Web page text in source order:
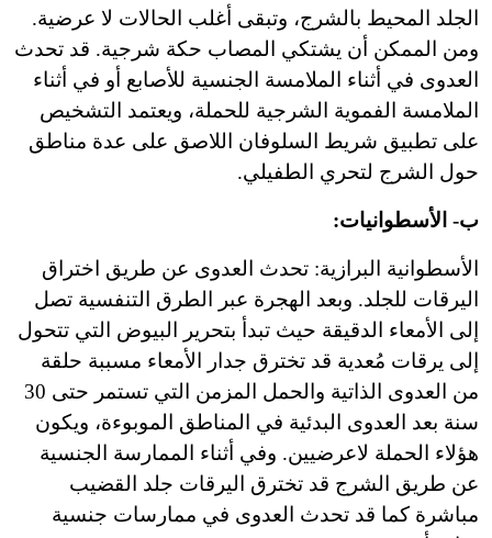
الجلد المحيط بالشرج، وتبقى أغلب الحالات لا عرضية.
ومن الممكن أن يشتكي المصاب حكة شرجية. قد تحدث
العدوى في أثناء الملامسة الجنسية للأصابع أو في أثناء
الملامسة الفموية الشرجية للحملة، ويعتمد التشخيص
على تطبيق شريط السلوفان اللاصق على عدة مناطق
حول الشرج لتحري الطفيلي.
ب- الأسطوانيات:
الأسطوانية البرازية: تحدث العدوى عن طريق اختراق
اليرقات للجلد. وبعد الهجرة عبر الطرق التنفسية تصل
إلى الأمعاء الدقيقة حيث تبدأ بتحرير البيوض التي تتحول
إلى يرقات مُعدية قد تخترق جدار الأمعاء مسببة حلقة
من العدوى الذاتية والحمل المزمن التي تستمر حتى 30
سنة بعد العدوى البدئية في المناطق الموبوءة، ويكون
هؤلاء الحملة لاعرضيين. وفي أثناء الممارسة الجنسية
عن طريق الشرج قد تخترق اليرقات جلد القضيب
مباشرة كما قد تحدث العدوى في ممارسات جنسية